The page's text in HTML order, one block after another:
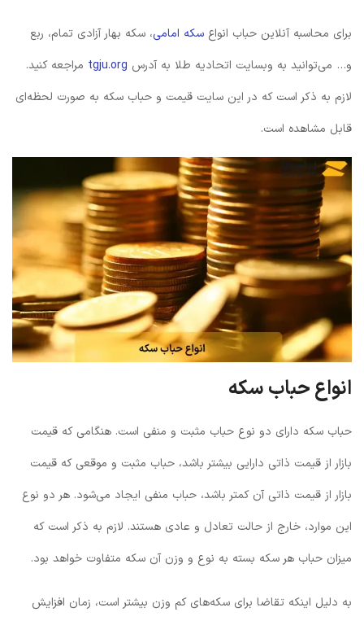
برای محاسبه آنلاین حباب انواع سکه امامی، سکه بهار آزادی تمام، ربع
و… می‌توانید به وبسایت اتحادیه طلا به آدرس tgju.org مراجعه کنید.
لازم به ذکر است که در این سایت قیمت‌ و حباب سکه به صورت لحظه‌ای
قابل مشاهده است.
انواع حباب سکه
حباب سکه دارای دو نوع حباب مثبت و منفی است. هنگامی که قیمت
بازار از قیمت ذاتی دارایی بیشتر باشد، حباب مثبت و موقعی که قیمت
بازار از قیمت ذاتی آن کمتر باشد، حباب منفی ایجاد می‌شود. هر دو نوع
این موارد، خارج از حالت تعادل و عادی هستند. لازم به ذکر است که
میزان حباب هر سکه بسته به نوع و وزن آن سکه متفاوت خواهد بود.
به دلیل اینکه تقاضا برای سکه‌های کم وزن بیشتر است، زمان افزایش